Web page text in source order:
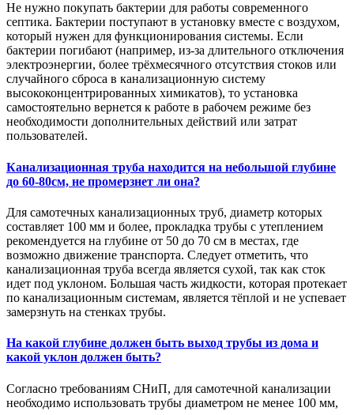
Не нужно покупать бактерии для работы современного
септика. Бактерии поступают в установку вместе с воздухом,
который нужен для функционирования системы. Если
бактерии погибают (например, из-за длительного отключения
электроэнергии, более трёхмесячного отсутствия стоков или
случайного сброса в канализационную систему
высококонцентрированных химикатов), то установка
самостоятельно вернется к работе в рабочем режиме без
необходимости дополнительных действий или затрат
пользователей.
Канализационная труба находится на небольшой глубине
до 60-80см, не промерзнет ли она?
Для самотечных канализационных труб, диаметр которых
составляет 100 мм и более, прокладка трубы с утеплением
рекомендуется на глубине от 50 до 70 см в местах, где
возможно движение транспорта. Следует отметить, что
канализационная труба всегда является сухой, так как сток
идет под уклоном. Большая часть жидкости, которая протекает
по канализационным системам, является тёплой и не успевает
замерзнуть на стенках трубы.
На какой глубине должен быть выход трубы из дома и
какой уклон должен быть?
Согласно требованиям СНиП, для самотечной канализации
необходимо использовать трубы диаметром не менее 100 мм,